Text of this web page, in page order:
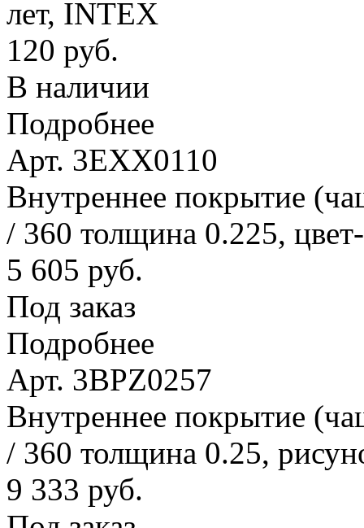
лет, INTEX
120 руб.
В наличии
Подробнее
Арт. 3EXX0110
Внутреннее покрытие
/ 360 толщина 0.225,
5 605 руб.
Под заказ
Подробнее
Арт. 3BPZ0257
Внутреннее покрытие
/ 360 толщина 0.25,
9 333 руб.